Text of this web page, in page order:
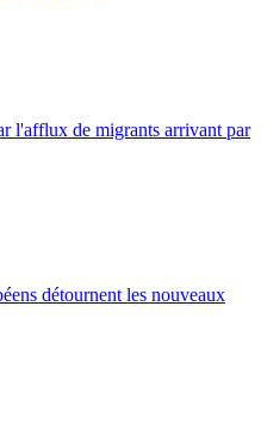
l'afflux de migrants arrivant par
détournent les nouveaux